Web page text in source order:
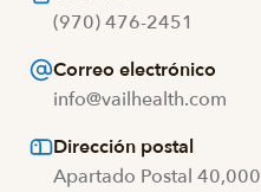
(970) 476-2451
Correo electrónico
info@vailhealth.com
Dirección postal
Apartado Postal 40,000